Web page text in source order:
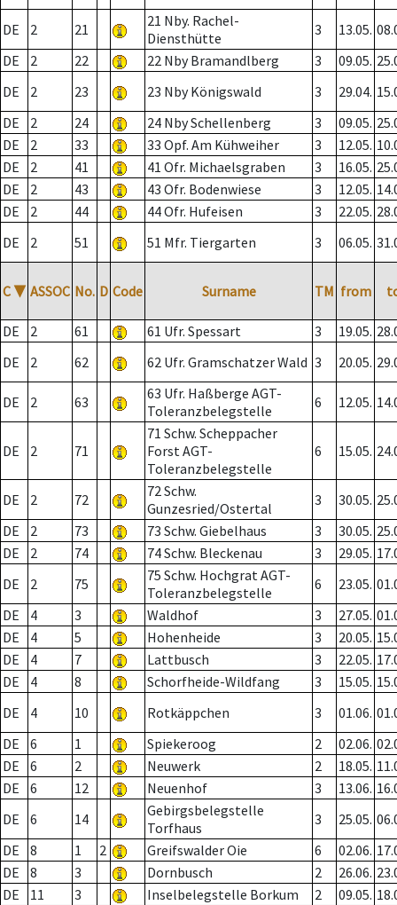
DE 2 21
21 Nby. Rachel-
Diensthütte
3 13.05.
DE
2 22 22 Nby Bramandlberg 3 09.05.
DE
2 23 23 Nby Königswald 3 29.04.
DE
2 24 24 Nby Schellenberg 3 09.05.
DE
2 33 33 Opf. Am Kühweiher 3 12.05.
DE
2 41 41 Ofr. Michaelsgraben 3 16.05.
DE
2 43 43 Ofr. Bodenwiese 3 12.05.
DE
2 44 44 Ofr. Hufeisen 3 22.05.
DE
2 51 51 Mfr. Tiergarten 3 06.05.
C ▼ ASSOC No. D Code Surname TM from
DE 2 61 61 Ufr. Spessart 3 19.05.
DE
2 62 62 Ufr. Gramschatzer Wald 3 20.05.
DE 2 63
63 Ufr. Haßberge AGT-
Toleranzbelegstelle
6 12.05.
DE 2 71
71 Schw. Scheppacher
Forst AGT-
Toleranzbelegstelle
6 15.05.
DE 2 72
72 Schw.
Gunzesried/Ostertal
3 30.05.
DE
2 73 73 Schw. Giebelhaus 3 30.05.
DE
2 74 74 Schw. Bleckenau 3 29.05.
DE
2 75
75 Schw. Hochgrat AGT-
Toleranzbelegstelle
6 23.05.
DE
4 3 Waldhof 3 27.05.
DE
4 5 Hohenheide 3 20.05.
DE
4 7 Lattbusch 3 22.05.
DE
4 8 Schorfheide-Wildfang 3 15.05.
DE
4 10 Rotkäppchen 3 01.06.
DE
6 1 Spiekeroog 2 02.06.
DE
6 2 Neuwerk 2 18.05.
DE
6 12 Neuenhof 3 13.06.
DE
6 14
Gebirgsbelegstelle
Torfhaus
3 25.05.
DE
8 1 2 Greifswalder Oie 6 02.06.
DE
8 3 Dornbusch 2 26.06.
DE
11 3 Inselbelegstelle Borkum 2 09.05.